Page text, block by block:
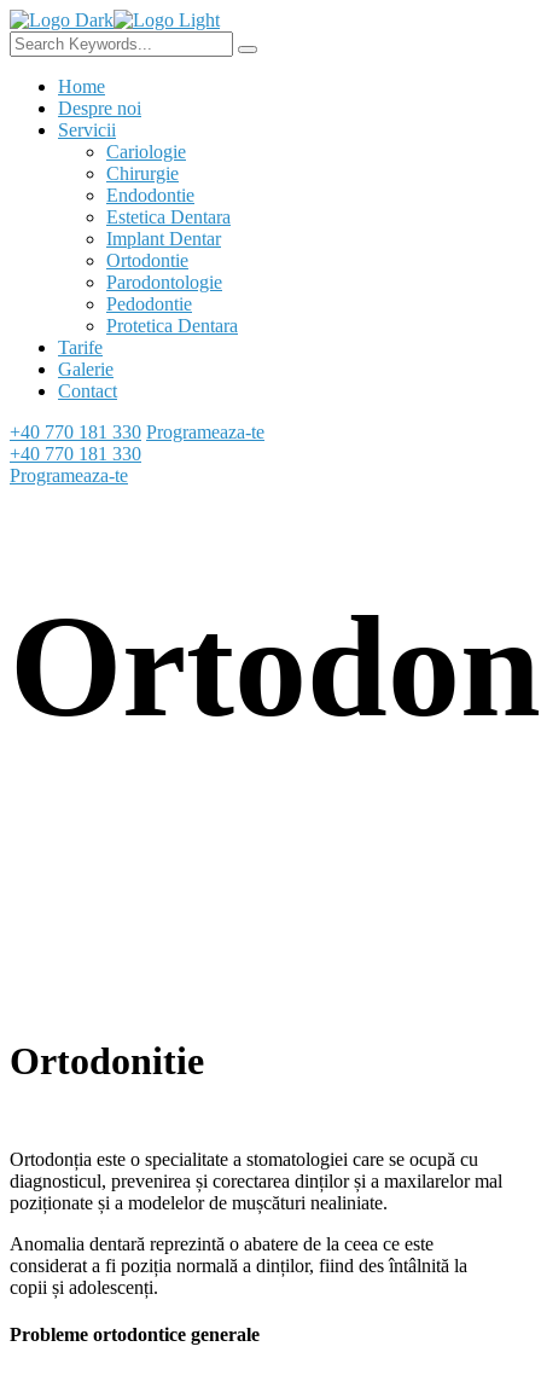
Home
Despre noi
Servicii
Cariologie
Chirurgie
Endodontie
Estetica Dentara
Implant Dentar
Ortodontie
Parodontologie
Pedodontie
Protetica Dentara
Tarife
Galerie
Contact
+40 770 181 330 Programeaza-te
+40 770 181 330
Programeaza-te
Ortodonitie
Ortodonția este o specialitate a stomatologiei care se ocupă cu
diagnosticul, prevenirea și corectarea dinților și a maxilarelor mal
poziționate și a modelelor de mușcături nealiniate.
Anomalia dentară reprezintă o abatere de la ceea ce este
considerat a fi poziția normală a dinților, fiind des întâlnită la
copii și adolescenți.
Probleme ortodontice generale